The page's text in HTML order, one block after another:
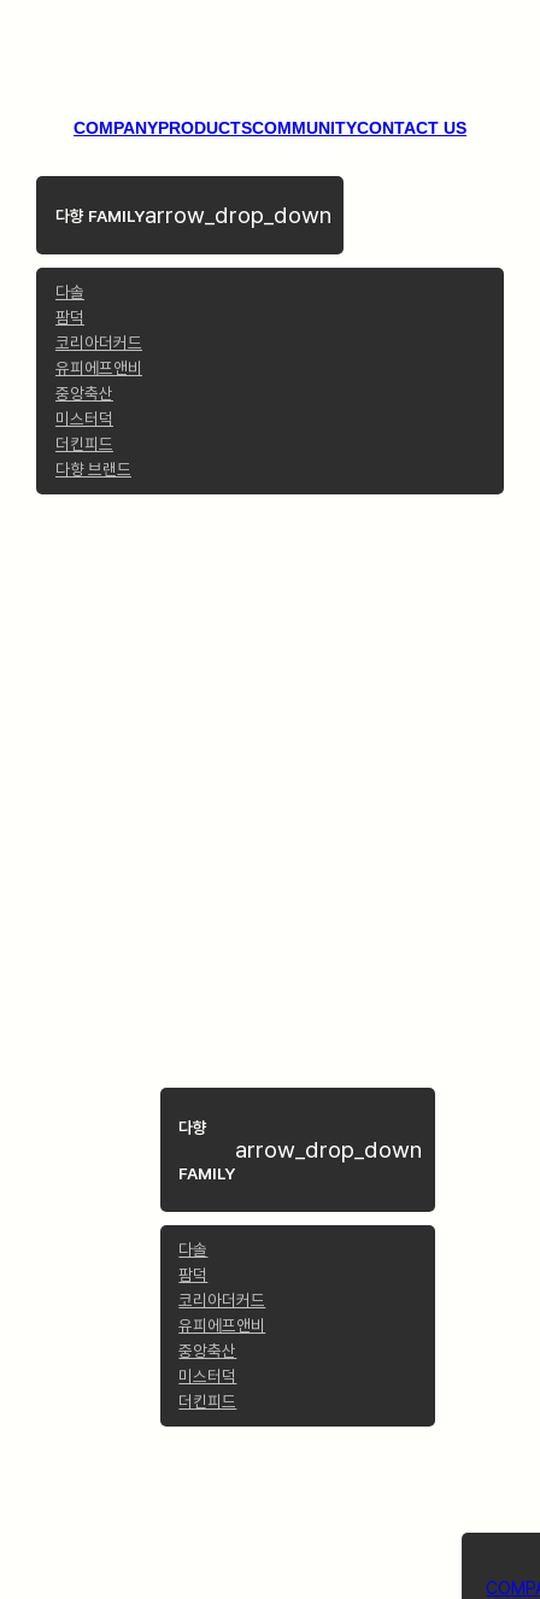
COMPANYPRODUCTSCOMMUNITYCONTACT US
다향 FAMILYarrow_drop_down
다솔
팜덕
코리아더커드
유피에프앤비
중앙축산
미스터덕
더킨피드
다향 브랜드
다향
FAMILY
arrow_drop_down
다솔
팜덕
코리아더커드
유피에프앤비
중앙축산
미스터덕
더킨피드